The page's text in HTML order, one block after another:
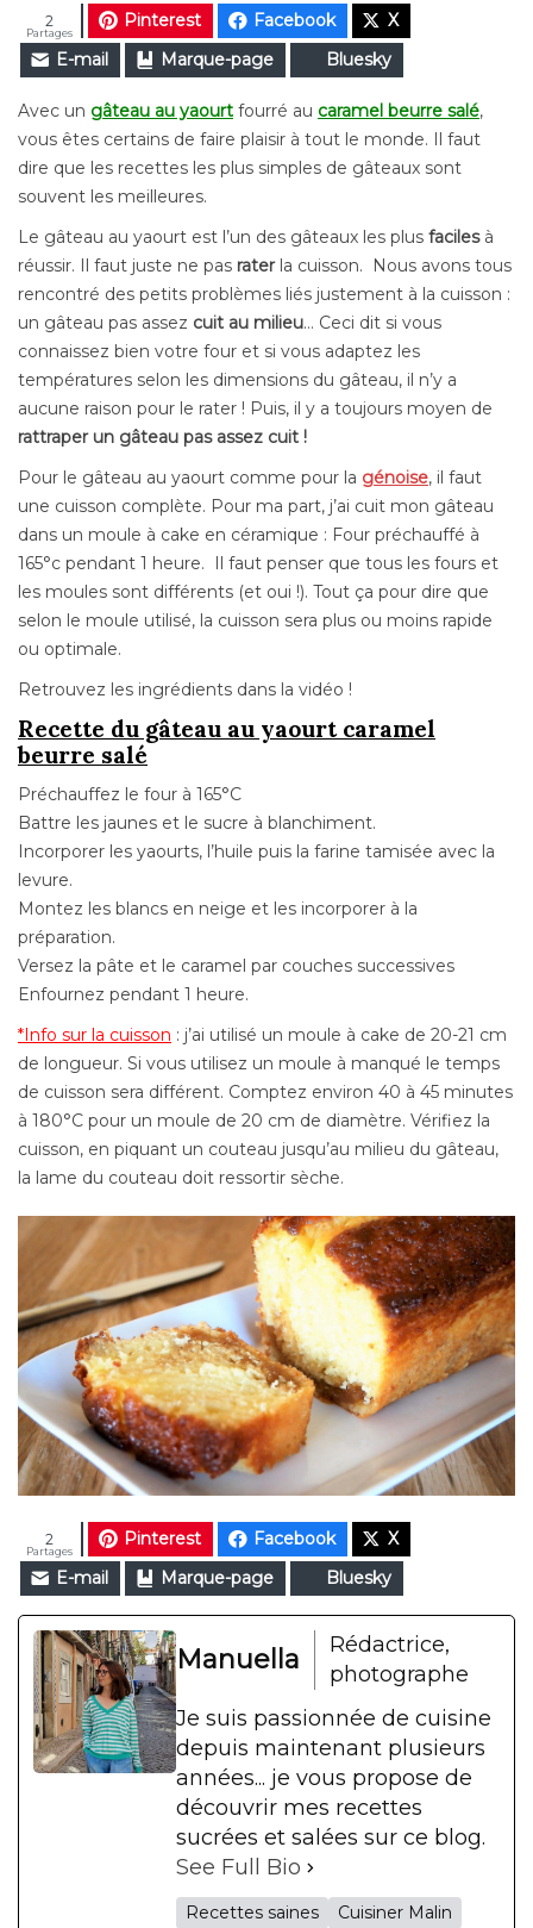
Pinterest Facebook
X
E-mail
Marque-page Bluesky
Partages
2
Avec un gâteau au yaourt fourré au caramel beurre salé,
vous êtes certains de faire plaisir à tout le monde. Il faut
dire que les recettes les plus simples de gâteaux sont
souvent les meilleures.
Le gâteau au yaourt est l’un des gâteaux les plus facilesà
réussir. Il faut juste ne pas raterla cuisson. Nous avons tous
rencontré des petits problèmes liés justement à la cuisson :
un gâteau pas assez cuit au milieu… Ceci dit si vous
connaissez bien votre four et si vous adaptez les
températures selon les dimensions du gâteau, il n’y a
aucune raison pour le rater ! Puis, il y a toujours moyen de
rattraper un gâteau pas assez cuit !
Pour le gâteau au yaourt comme pour la génoise, il faut
une cuisson complète. Pour ma part, j’ai cuit mon gâteau
dans un moule à cake en céramique : Four préchauffé à
165°c pendant 1 heure. Il faut penser que tous les fours et
les moules sont différents (et oui !). Tout ça pour dire que
selon le moule utilisé, la cuisson sera plus ou moins rapide
ou optimale.
Retrouvez les ingrédients dans la vidéo !
Recette du gâteau au yaourt caramel
beurre salé
Préchauffez le four à 165°C
Battre les jaunes et le sucre à blanchiment.
Incorporer les yaourts, l’huile puis la farine tamisée avec la
levure.
Montez les blancs en neige et les incorporer à la
préparation.
Versez la pâte et le caramel par couches successives
Enfournez pendant 1 heure.
*Info sur la cuisson : j’ai utilisé un moule à cake de 20-21 cm
de longueur. Si vous utilisez un moule à manqué le temps
de cuisson sera différent. Comptez environ 40 à 45 minutes
à 180°C pour un moule de 20 cm de diamètre. Vérifiez la
cuisson, en piquant un couteau jusqu’au milieu du gâteau,
la lame du couteau doit ressortir sèche.
Pinterest Facebook
X
E-mail
Marque-page Bluesky
Partages
2
Manuella
Rédactrice,
photographe
Je suis passionnée de cuisine
depuis maintenant plusieurs
années... je vous propose de
découvrir mes recettes
sucrées et salées sur ce blog.
See Full Bio
Recettes saines Cuisiner Malin